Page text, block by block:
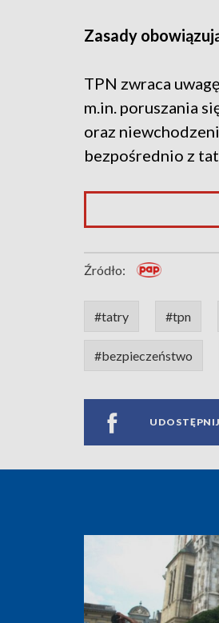
Zasady
TPN zwraca
m.in. poruszania
oraz
bezpośrednio z
Źródło:
#tatry #tpn
#bezpieczeństwo